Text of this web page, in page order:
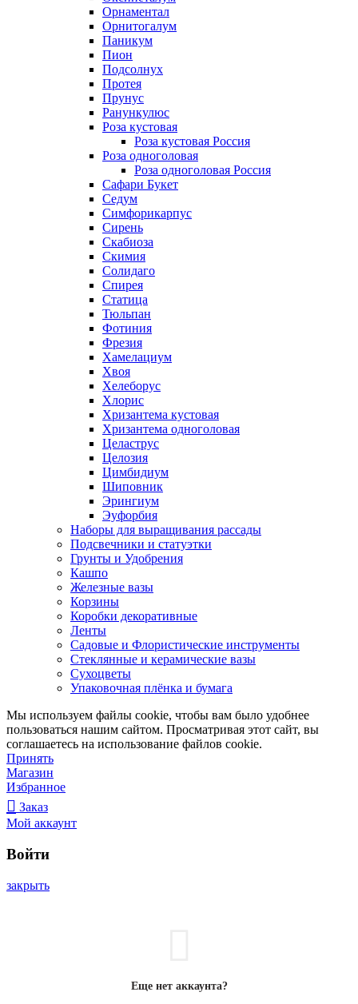
Орнаментал
Орнитогалум
Паникум
Пион
Подсолнух
Протея
Прунус
Ранункулюс
Роза кустовая
Роза кустовая Россия
Роза одноголовая
Роза одноголовая Россия
Сафари Букет
Седум
Симфорикарпус
Сирень
Скабиоза
Скимия
Солидаго
Спирея
Статица
Тюльпан
Фотиния
Фрезия
Хамелациум
Хвоя
Хелеборус
Хлорис
Хризантема кустовая
Хризантема одноголовая
Целаструс
Целозия
Цимбидиум
Шиповник
Эрингиум
Эуфорбия
Наборы для выращивания рассады
Подсвечники и статуэтки
Грунты и Удобрения
Кашпо
Железные вазы
Корзины
Коробки декоративные
Ленты
Садовые и Флористические инструменты
Стеклянные и керамические вазы
Сухоцветы
Упаковочная плёнка и бумага
Мы используем файлы cookie, чтобы вам было удобнее
пользоваться нашим сайтом. Просматривая этот сайт, вы
соглашаетесь на использование файлов cookie.
Принять
Магазин
Избранное
Заказ
Мой аккаунт
Войти
закрыть
Еще нет аккаунта?